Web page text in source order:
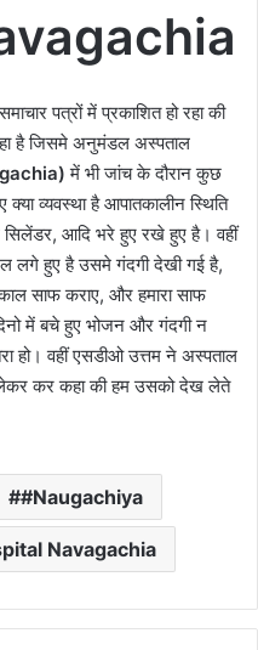
पत्रों में प्रकाशित हो रहा की
है जिसमे अनुमंडल अस्पताल
में भी जांच के दौरान कुछ
व्यवस्था है आपातकालीन स्थिति
आदि भरे हुए रखे हुए है। वहीं
लगे हुए है उसमे गंदगी देखी गई है,
साफ कराए, और हमारा साफ
में बचे हुए भोजन और गंदगी न
हो। वहीं एसडीओ उत्तम ने अस्पताल
कर कहा की हम उसको देख लेते
#Naugachiya
Navagachia